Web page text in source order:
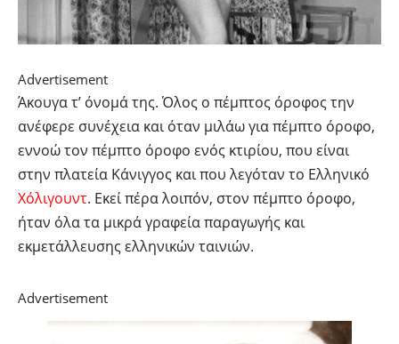
Advertisement
Άκουγα τ’ όνομά της. Όλος ο πέμπτος όροφος την
ανέφερε συνέχεια και όταν μιλάω για πέμπτο όροφο,
εννοώ τον πέμπτο όροφο ενός κτιρίου, που είναι
στην πλατεία Κάνιγγος και που λεγόταν το Ελληνικό
Χόλιγουντ. Εκεί πέρα λοιπόν, στον πέμπτο όροφο,
ήταν όλα τα μικρά γραφεία παραγωγής και
εκμετάλλευσης ελληνικών ταινιών.
Advertisement